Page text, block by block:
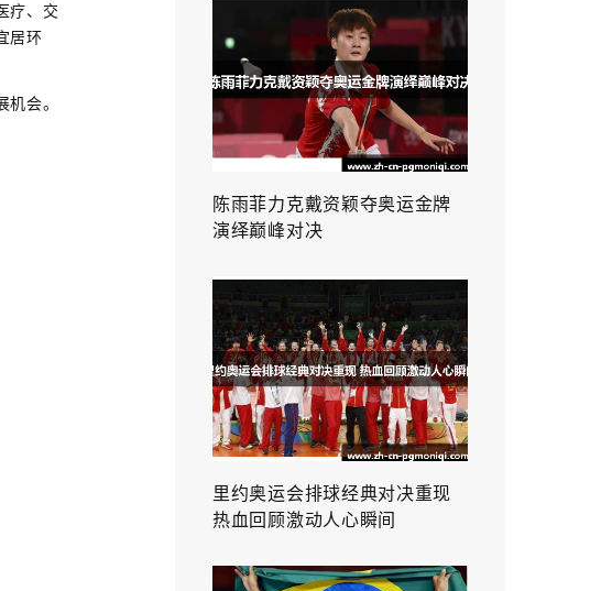
疗、交
居环
会。
陈雨菲力克戴资颖夺奥运金牌
演绎巅峰对决
里约奥运会排球经典对决重现
热血回顾激动人心瞬间